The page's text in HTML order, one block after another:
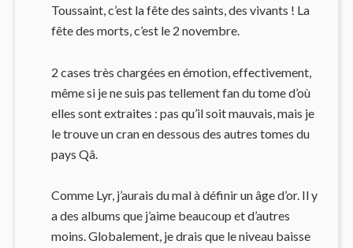
Toussaint, c’est la fête des saints, des vivants ! La
fête des morts, c’est le 2 novembre.
2 cases très chargées en émotion, effectivement,
même si je ne suis pas tellement fan du tome d’où
elles sont extraites : pas qu’il soit mauvais, mais je
le trouve un cran en dessous des autres tomes du
pays Qâ.
Comme Lyr, j’aurais du mal à définir un âge d’or. Il y
a des albums que j’aime beaucoup et d’autres
moins. Globalement, je drais que le niveau baisse